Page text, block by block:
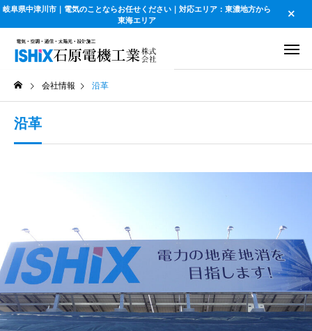
岐阜県中津川市｜電気のことならお任せください｜対応エリア：東濃地方から
東海エリア
会社情報 沿革
沿革